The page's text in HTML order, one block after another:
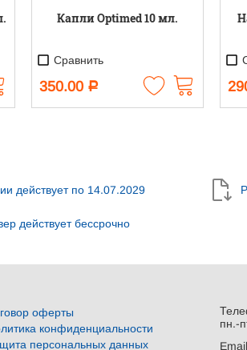
Капли Optimed 10 мл.
Сравнить
350.00 Р
действует по 14.07.2029
действуетбессрочно
оферты
конфиденциальности
персональных данных
пн.-